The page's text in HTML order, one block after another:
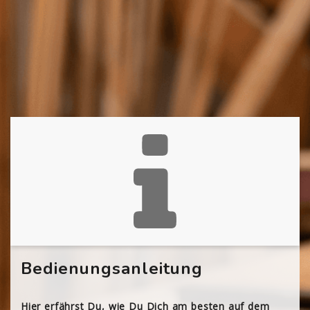
Bedienungsanleitung
Hier erfährst Du, wie Du Dich am besten auf dem